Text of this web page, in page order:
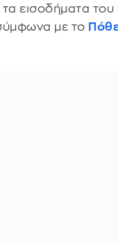
εισοδήματα
με το